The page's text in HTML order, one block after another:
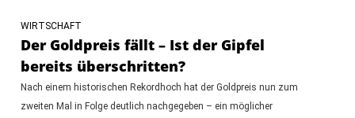
WIRTSCHAFT
Der Goldpreis fällt – Ist der Gipfel
bereits überschritten?
Nach einem historischen Rekordhoch hat der Goldpreis nun zum
zweiten Mal in Folge deutlich nachgegeben – ein möglicher